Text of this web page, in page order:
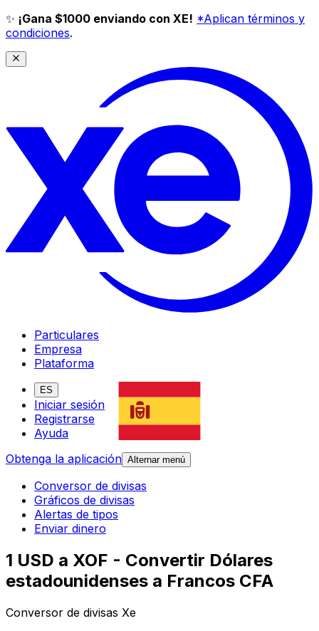
✨ ¡Gana $1000 enviando con XE! *Aplican términos y
condiciones.
Particulares
Empresa
Plataforma
ES
Iniciar sesión
Registrarse
Ayuda
Obtenga la aplicación Alternar menú
Conversor de divisas
Gráficos de divisas
Alertas de tipos
Enviar dinero
1 USD a XOF - Convertir Dólares
estadounidenses a Francos CFA
Conversor de divisas Xe